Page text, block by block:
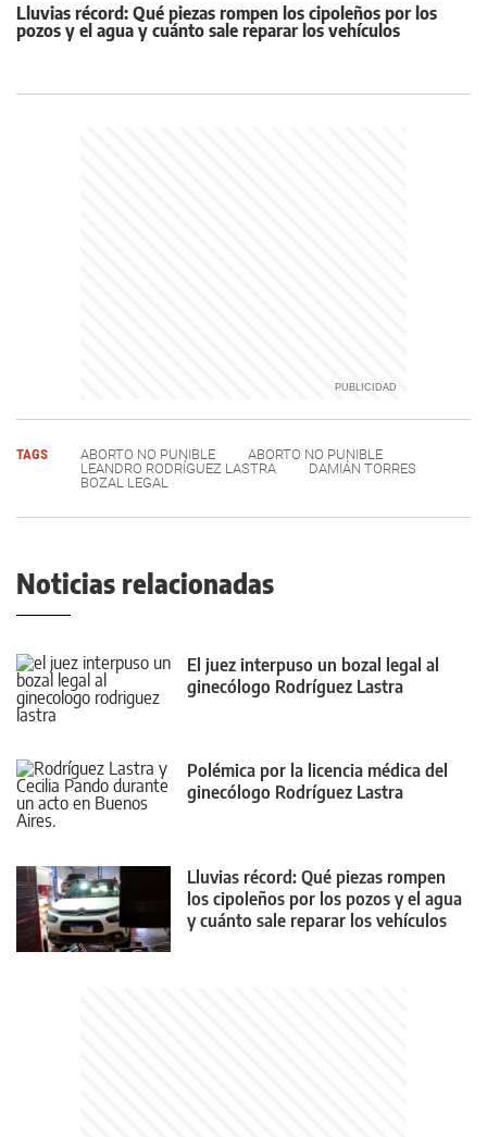
Lluvias récord: Qué piezas rompen los cipoleños por los
pozos y el agua y cuánto sale reparar los vehículos
TAGS ABORTO NO PUNIBLE
ABORTO NO PUNIBLE
LEANDRO RODRÍGUEZ LASTRA
DAMIÁN TORRES
BOZAL LEGAL
Noticias relacionadas
El juez interpuso un bozal legal al
ginecólogo Rodríguez Lastra
Polémica por la licencia médica del
ginecólogo Rodríguez Lastra
Lluvias récord: Qué piezas rompen
los cipoleños por los pozos y el agua
y cuánto sale reparar los vehículos